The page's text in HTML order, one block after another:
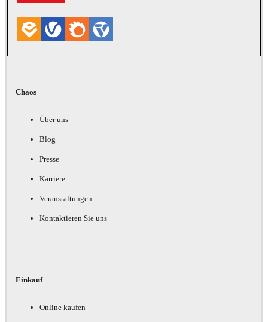
Chaos
Über uns
Blog
Presse
Karriere
Veranstaltungen
Kontaktieren Sie uns
Einkauf
Online kaufen